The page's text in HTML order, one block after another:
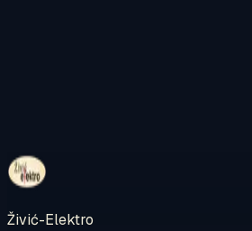
Pregledajte internetsku trgovinu
Živić-Elektro